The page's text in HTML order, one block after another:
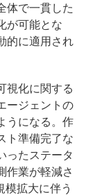
体で一貫した
が可能とな
的に適用され
視化に関する
ージェントの
うになる。作
ト準備完了な
ったステータ
作業が軽減さ
模拡大に伴う